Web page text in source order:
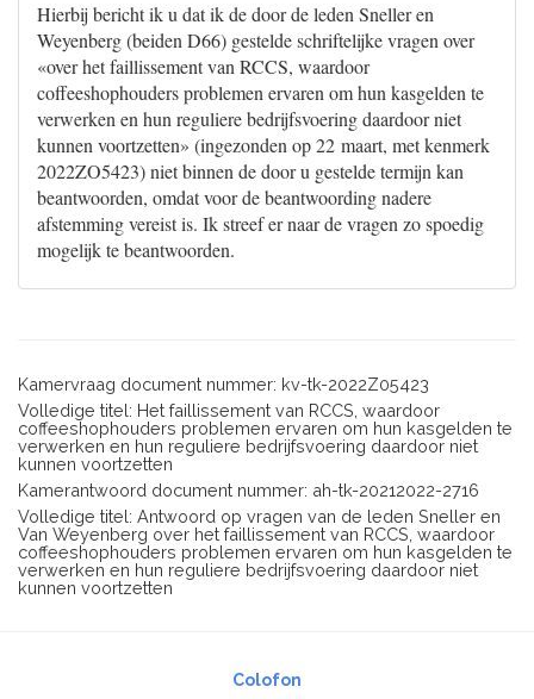
Hierbij bericht ik u dat ik de door de leden Sneller en
Weyenberg (beiden D66) gestelde schriftelijke vragen over
«over het faillissement van RCCS, waardoor
coffeeshophouders problemen ervaren om hun kasgelden te
verwerken en hun reguliere bedrijfsvoering daardoor niet
kunnen voortzetten» (ingezonden op 22 maart, met kenmerk
2022ZO5423) niet binnen de door u gestelde termijn kan
beantwoorden, omdat voor de beantwoording nadere
afstemming vereist is. Ik streef er naar de vragen zo spoedig
mogelijk te beantwoorden.
Kamervraag document nummer: kv-tk-2022Z05423
Volledige titel: Het faillissement van RCCS, waardoor
coffeeshophouders problemen ervaren om hun kasgelden te
verwerken en hun reguliere bedrijfsvoering daardoor niet
kunnen voortzetten
Kamerantwoord document nummer: ah-tk-20212022-2716
Volledige titel: Antwoord op vragen van de leden Sneller en
Van Weyenberg over het faillissement van RCCS, waardoor
coffeeshophouders problemen ervaren om hun kasgelden te
verwerken en hun reguliere bedrijfsvoering daardoor niet
kunnen voortzetten
Colofon